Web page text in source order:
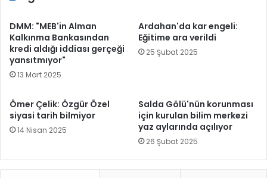
DMM: "MEB'in Alman
Kalkınma Bankasından
kredi aldığı iddiası gerçeği
yansıtmıyor"
13 Mart 2025
Ardahan'da kar engeli:
Eğitime ara verildi
25 Şubat 2025
Ömer Çelik: Özgür Özel
siyasi tarih bilmiyor
14 Nisan 2025
Salda Gölü'nün korunması
için kurulan bilim merkezi
yaz aylarında açılıyor
26 Şubat 2025